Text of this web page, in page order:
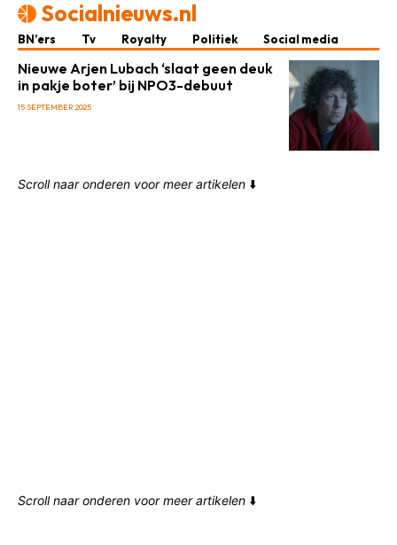
Socialnieuws.nl
BN’ers Tv Royalty Politiek Social media
Nieuwe Arjen Lubach ‘slaat geen deuk
in pakje boter’ bij NPO3-debuut
15 SEPTEMBER 2025
Scroll naar onderen voor meer artikelen ⬇️
Scroll naar onderen voor meer artikelen ⬇️